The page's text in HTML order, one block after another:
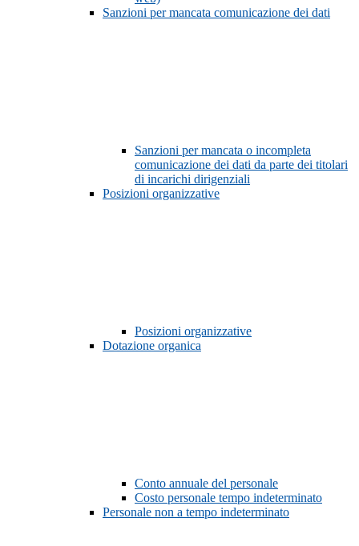
Sanzioni per mancata comunicazione dei dati
Sanzioni per mancata o incompleta
comunicazione dei dati da parte dei titolari
di incarichi dirigenziali
Posizioni organizzative
Posizioni organizzative
Dotazione organica
Conto annuale del personale
Costo personale tempo indeterminato
Personale non a tempo indeterminato